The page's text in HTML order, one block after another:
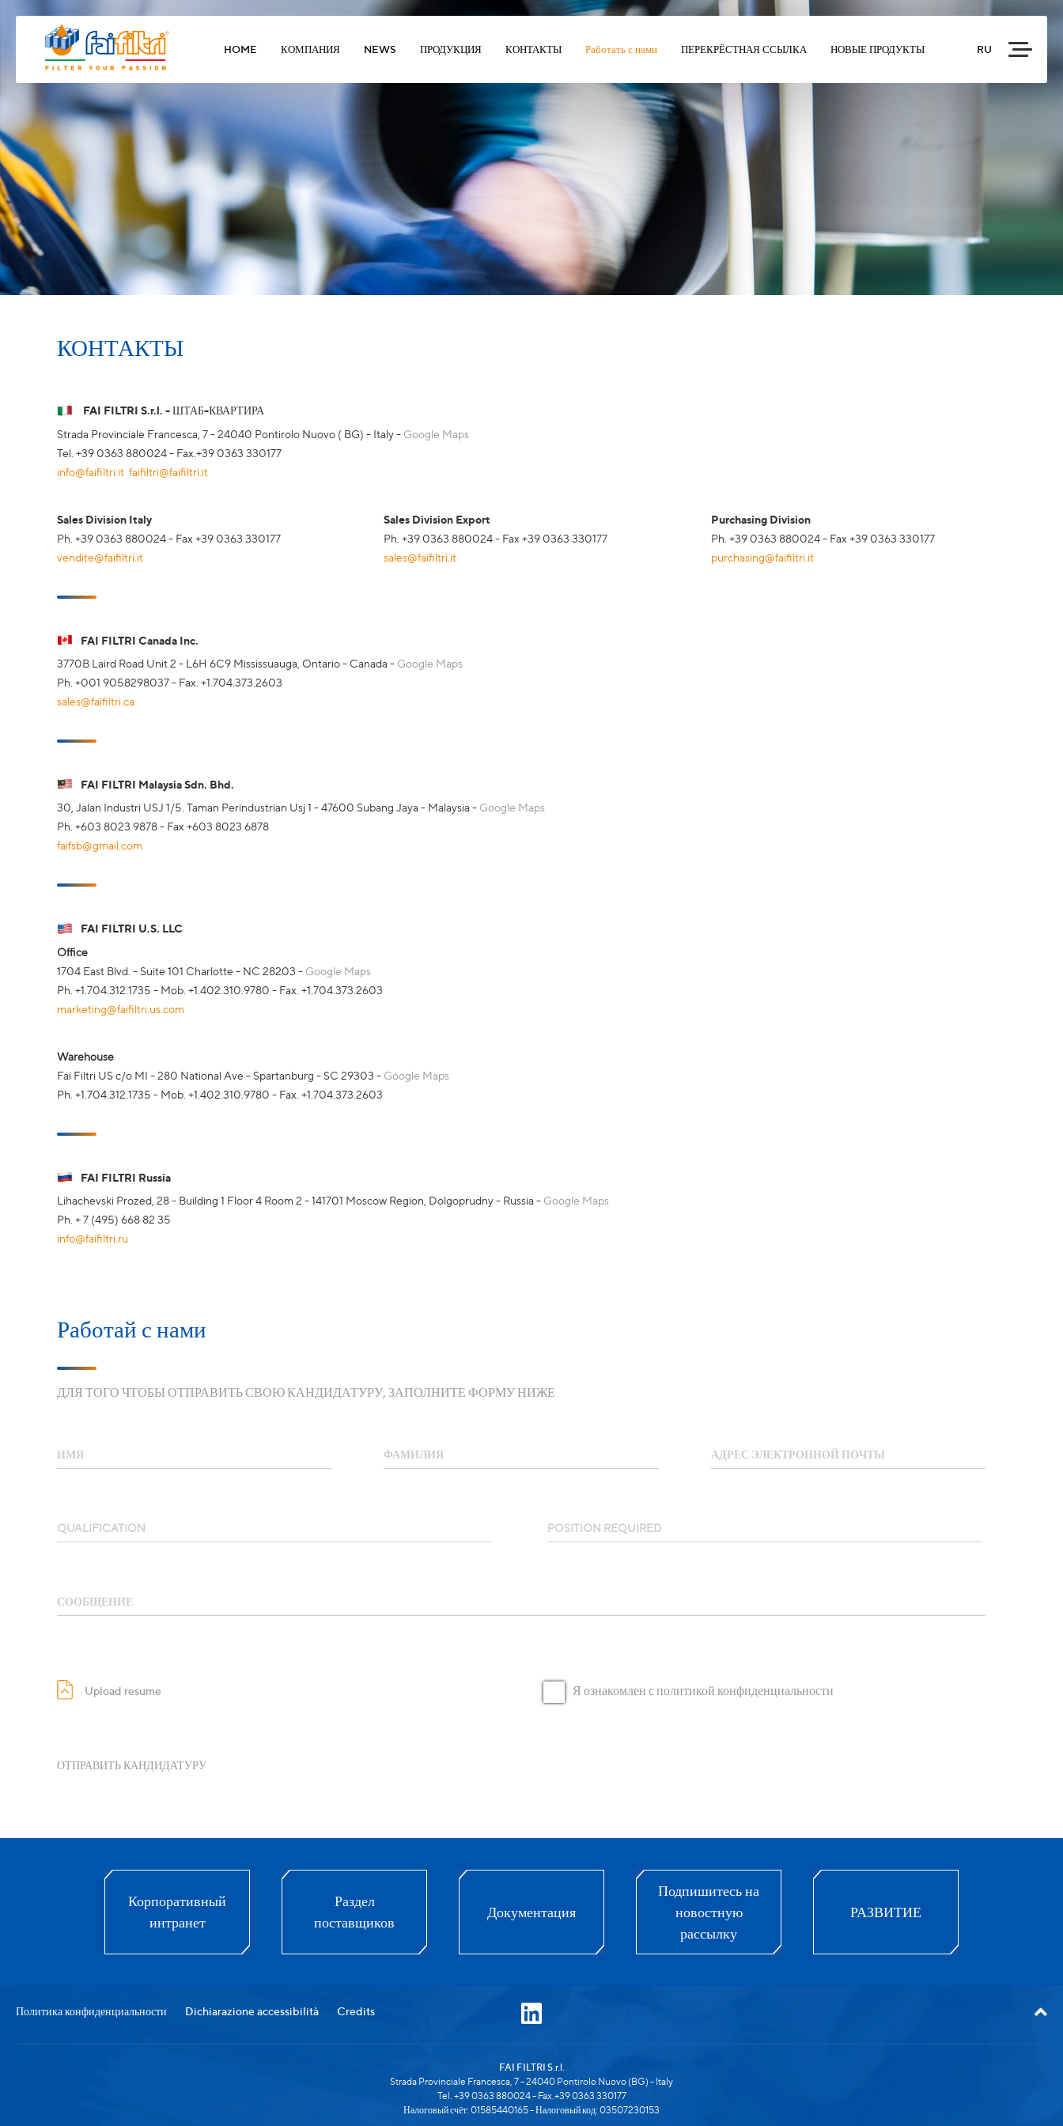
HOME КОМПАНИЯ NEWS ПРОДУКЦИЯ КОНТАКТЫ Работать с нами ПЕРЕКРЁСТНАЯ ССЫЛКА НОВЫЕ ПРОДУКТЫ RU
КОНТАКТЫ
FAI FILTRI S.r.l. - ШТАБ-КВАРТИРА
Strada Provinciale Francesca, 7 - 24040 Pontirolo Nuovo ( BG) - Italy - Google Maps
Tel. +39 0363 880024 - Fax.+39 0363 330177
info@faifiltri.it faifiltri@faifiltri.it
Sales Division Italy
Ph. +39 0363 880024 - Fax +39 0363 330177
vendite@faifiltri.it
Sales Division Export
Ph. +39 0363 880024 - Fax +39 0363 330177
sales@faifiltri.it
Purchasing Division
Ph. +39 0363 880024 - Fax +39 0363 330177
purchasing@faifiltri.it
FAI FILTRI Canada Inc.
3770B Laird Road Unit 2 - L6H 6C9 Mississuauga, Ontario - Canada - Google Maps
Ph. +001 9058298037 - Fax. +1.704.373.2603
sales@faifiltri.ca
FAI FILTRI Malaysia Sdn. Bhd.
30, Jalan Industri USJ 1/5. Taman Perindustrian Usj 1 - 47600 Subang Jaya - Malaysia - Google Maps
Ph. +603 8023 9878 - Fax +603 8023 6878
faifsb@gmail.com
FAI FILTRI U.S. LLC
Office
1704 East Blvd. - Suite 101 Charlotte - NC 28203 - Google Maps
Ph. +1.704.312.1735 - Mob. +1.402.310.9780 - Fax. +1.704.373.2603
marketing@faifiltri.us.com
Warehouse
Fai Filtri US c/o MI - 280 National Ave - Spartanburg - SC 29303 - Google Maps
Ph. +1.704.312.1735 - Mob. +1.402.310.9780 - Fax. +1.704.373.2603
FAI FILTRI Russia
Lihachevski Prozed, 28 - Building 1 Floor 4 Room 2 - 141701 Moscow Region, Dolgoprudny - Russia - Google Maps
Ph. + 7 (495) 668 82 35
info@faifiltri.ru
Работай с нами
ДЛЯ ТОГО ЧТОБЫ ОТПРАВИТЬ СВОЮ КАНДИДАТУРУ, ЗАПОЛНИТЕ ФОРМУ НИЖЕ
ИМЯ ФАМИЛИЯ АДРЕС ЭЛЕКТРОННОЙ ПОЧТЫ
QUALIFICATION POSITION REQUIRED
СООБЩЕНИЕ
Upload resume Я ознакомлен с политикой конфиденциальности
ОТПРАВИТЬ КАНДИДАТУРУ
Корпоративный
интранет
Раздел
поставщиков
Документация
Подпишитесь на
новостную
рассылку
РАЗВИТИЕ
Политика конфиденциальности Dichiarazione accessibilità Credits
FAI FILTRI S.r.l.
Strada Provinciale Francesca, 7 - 24040 Pontirolo Nuovo (BG) - Italy
Tel. +39 0363 880024 - Fax.+39 0363 330177
Налоговый счёт: 01585440165 - Налоговый код: 03507230153